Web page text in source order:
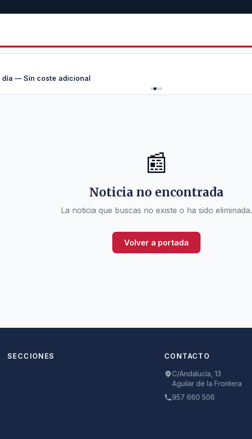
día — Sin coste adicional
📰
Noticia no encontrada
La noticia que buscas no existe o ha sido eliminada.
Volver a portada
SECCIONES CONTACTO
C/Andalucía, 13
Aguilar de la Frontera
957 660 506